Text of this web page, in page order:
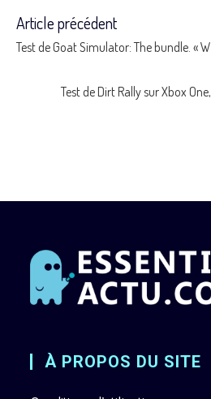
Read
Article précédent
Test de Goat Simulator: The bundle. «
Test de Dirt Rally sur Xbox
À PROPOS DU SITE